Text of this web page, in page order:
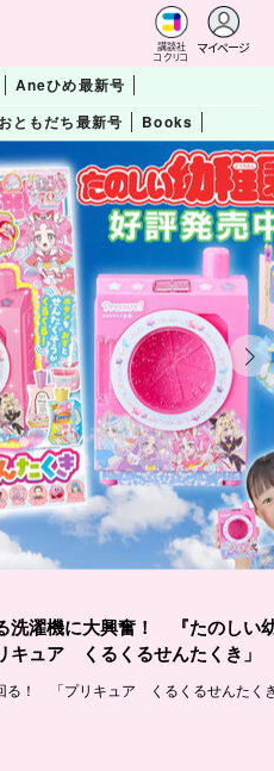
講談社
コクリコ
マイページ
Aneひめ最新号
おともだち最新号 Books
洗濯機に大興奮！ 『たのしい
キュア くるくるせんたくき」
る！ 「プリキュア くるくるせんたく